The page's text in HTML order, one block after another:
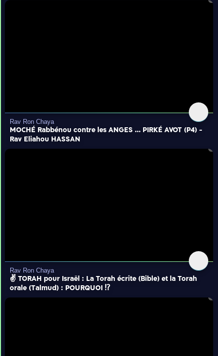
Rav Ron Chaya
MOCHÉ Rabbénou contre les ANGES ... PIRKÉ AVOT (P4) -
Rav Eliahou HASSAN
Rav Ron Chaya
✌️ TORAH pour Israël : La Torah écrite (Bible) et la Torah
orale (Talmud) : POURQUOI ⁉️